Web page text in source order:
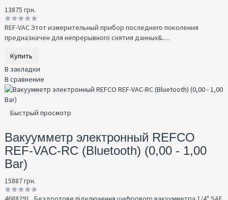
13875 грн.
REF-VAC Этот измерительный прибор последнего поколения
предназначен для непрерывного снятия данных&.....
Купить
В закладки
В сравнение
Быстрый просмотр
Вакуумметр электронный REFCO
REF-VAC-RC (Bluetooth) (0,00 - 1,00
Bar)
15887 грн.